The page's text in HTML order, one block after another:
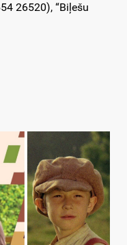
26520), “Biļešu